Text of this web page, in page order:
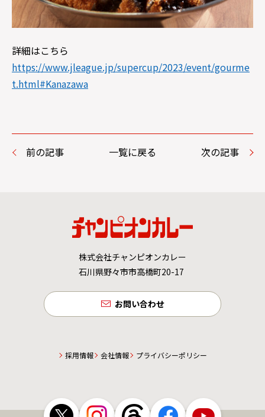
詳細はこちら
https://www.jleague.jp/supercup/2023/event/gourme
t.html#Kanazawa
前の記事 一覧に戻る 次の記事
株式会社チャンピオンカレー
石川県野々市市高橋町20-17
お問い合わせ
採用情報 会社情報 プライバシーポリシー